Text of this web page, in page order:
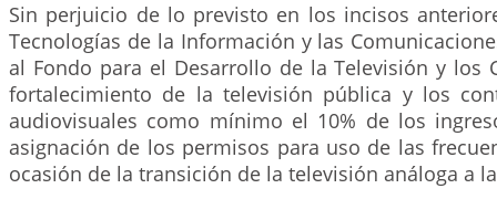
Sin perjuicio de lo previsto en los incisos
Tecnologías de la Información y las
al Fondo para el Desarrollo de la Televisión y los
fortalecimiento de la televisión pública y los
audiovisuales como mínimo el 10% de los
asignación de los permisos para uso de las
ocasión de la transición de la televisión análoga a